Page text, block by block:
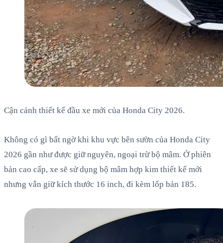
Cận cảnh thiết kế đầu xe mới của Honda City 2026.
Không có gì bất ngờ khi khu vực bên sườn của Honda City
2026 gần như được giữ nguyên, ngoại trừ bộ mâm. Ở phiên
bản cao cấp, xe sẽ sử dụng bộ mâm hợp kim thiết kế mới
nhưng vẫn giữ kích thước 16 inch, đi kèm lốp bản 185.